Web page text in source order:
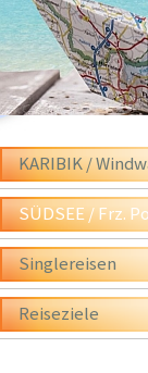
KARIBIK /
SÜDSEE / Frz.
Singlereisen
Reiseziele